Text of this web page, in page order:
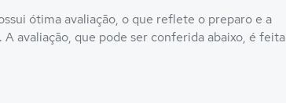
ótima avaliação, o que reflete o preparo e a
avaliação, que pode ser conferida abaixo, é feita